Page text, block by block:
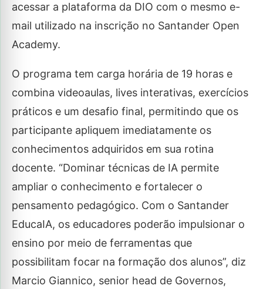
acessar a plataforma da DIO com o mesmo e-
mail utilizado na inscrição no Santander Open
Academy.
O programa tem carga horária de 19 horas e
combina videoaulas, lives interativas, exercícios
práticos e um desafio final, permitindo que os
participante apliquem imediatamente os
conhecimentos adquiridos em sua rotina
docente. “Dominar técnicas de IA permite
ampliar o conhecimento e fortalecer o
pensamento pedagógico. Com o Santander
EducaIA, os educadores poderão impulsionar o
ensino por meio de ferramentas que
possibilitam focar na formação dos alunos”, diz
Marcio Giannico, senior head de Governos,